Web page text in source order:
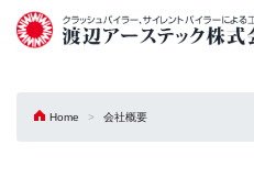
Home 会社概要